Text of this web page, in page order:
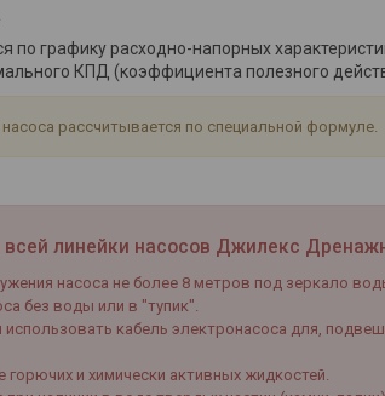
по графику расходно-напорных
КПД (коэффициента полезного
рассчитывается по специальной формуле.
линейки насосов Джилекс
насоса не более 8 метров под зеркало
без воды или в "тупик".
использовать кабель электронасоса для,
горючих и химически активных жидкостей.